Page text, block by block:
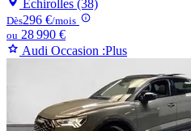
Échirolles (38)
Dès296 €/mois
ou 28 990 €
Audi Occasion :Plus